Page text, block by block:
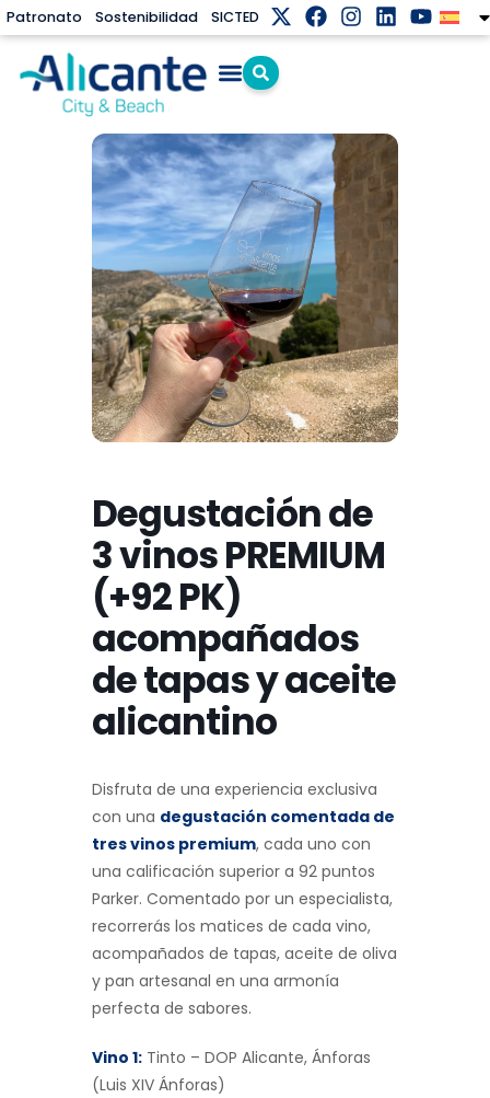
Patronato Sostenibilidad SICTED
Degustación de
3 vinos PREMIUM
(+92 PK)
acompañados
de tapas y aceite
alicantino
Disfruta de una experiencia exclusiva
con una degustación comentada de
tres vinos premium, cada uno con
una calificación superior a 92 puntos
Parker. Comentado por un especialista,
recorrerás los matices de cada vino,
acompañados de tapas, aceite de oliva
y pan artesanal en una armonía
perfecta de sabores.
Vino 1: Tinto – DOP Alicante, Ánforas
(Luis XIV Ánforas)